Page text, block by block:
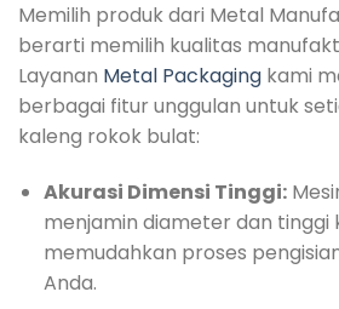
Memilih produk dari Metal
berarti memilih kualitas
Layanan Metal Packaging kami
berbagai fitur unggulan untuk
kaleng rokok bulat:
Akurasi Dimensi Tinggi:
menjamin diameter dan tinggi
memudahkan proses
Anda.